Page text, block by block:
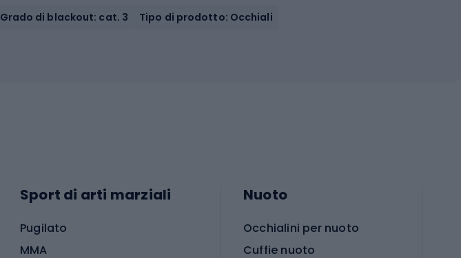
Grado di blackout: cat. 3
Tipo di prodotto: Occhiali
Sport di arti marziali
Pugilato
MMA
Nuoto
Occhialini per nuoto
Cuffie nuoto